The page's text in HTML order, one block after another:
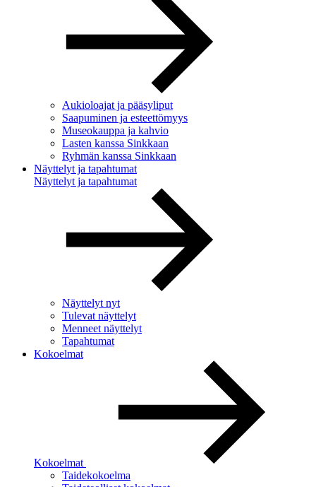
Aukioloajat ja pääsyliput
Saapuminen ja esteettömyys
Museokauppa ja kahvio
Lasten kanssa Sinkkaan
Ryhmän kanssa Sinkkaan
Näyttelyt ja tapahtumat
Näyttelyt ja tapahtumat
Näyttelyt nyt
Tulevat näyttelyt
Menneet näyttelyt
Tapahtumat
Kokoelmat
Kokoelmat
Taidekokoelma